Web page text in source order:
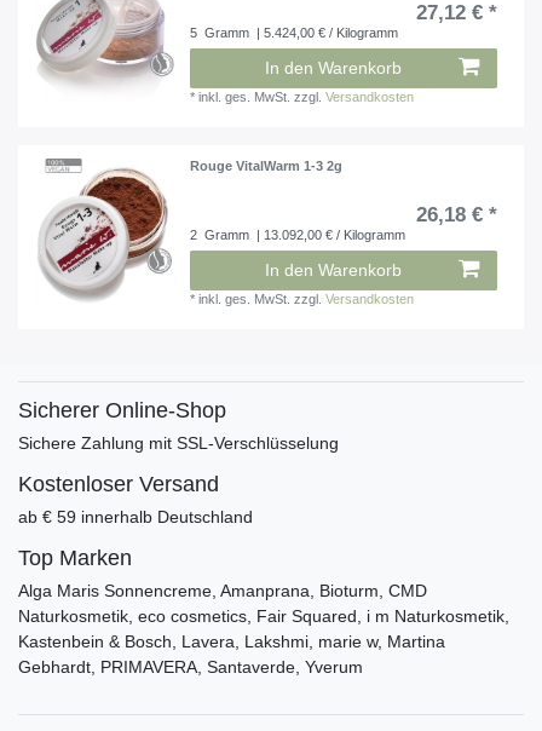
27,12 € *
5 Gramm | 5.424,00 € / Kilogramm
In den Warenkorb
*inkl. ges. MwSt. zzgl.Versandkosten
Rouge VitalWarm 1-3 2g
26,18 € *
2 Gramm | 13.092,00 € / Kilogramm
In den Warenkorb
*inkl. ges. MwSt. zzgl.Versandkosten
Sicherer Online-Shop
Sichere Zahlung mit SSL-Verschlüsselung
Kostenloser Versand
ab € 59 innerhalb Deutschland
Top Marken
Alga Maris Sonnencreme, Amanprana, Bioturm, CMD
Naturkosmetik, eco cosmetics, Fair Squared, i m Naturkosmetik,
Kastenbein & Bosch, Lavera, Lakshmi, marie w, Martina
Gebhardt, PRIMAVERA, Santaverde, Yverum